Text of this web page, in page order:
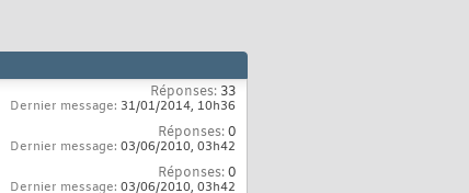
Réponses: 33
Dernier message: 31/01/2014, 10h36
Réponses:0
Dernier message: 03/06/2010, 03h42
Réponses:0
Dernier message: 03/06/2010, 03h42